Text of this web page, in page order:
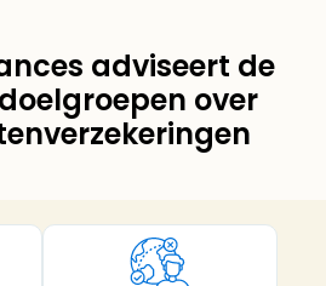
adviseert de
over